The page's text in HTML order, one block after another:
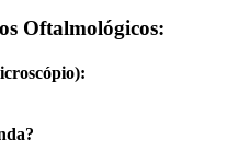
Oftalmológicos:
: